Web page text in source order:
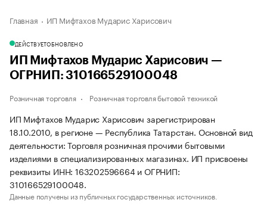
Главная ИП Мифтахов Мударис Харисович
ДЕЙСТВУЕТОБНОВЛЕНО
ИП Мифтахов Мударис Харисович —
ОГРНИП: 310166529100048
Розничная торговля Розничная торговля бытовой техникой
ИП Мифтахов Мударис Харисович зарегистрирован
18.10.2010, в регионе — Республика Татарстан. Основной вид
деятельности: Торговля розничная прочими бытовыми
изделиями в специализированных магазинах. ИП присвоены
реквизиты ИНН: 163202596664 и ОГРНИП:
310166529100048.
Данные получены из публичных государственных источников.